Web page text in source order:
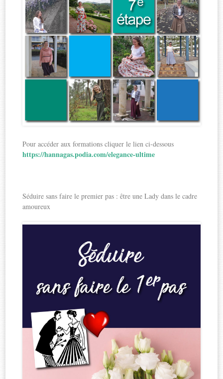
Pour accéder aux formations cliquer le lien ci-dessous
https://hannagas.podia.com/elegance-ultime
Séduire sans faire le premier pas : être une Lady dans le cadre
amoureux